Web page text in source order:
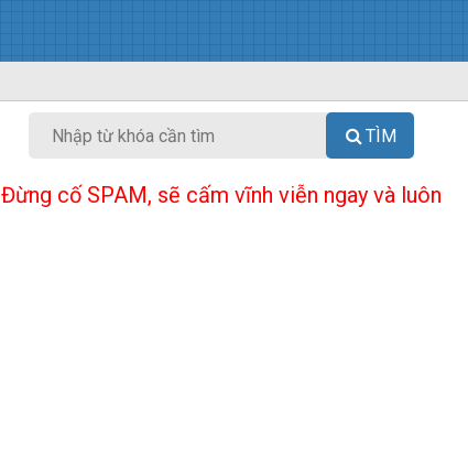
TÌM
Đừng cố SPAM, sẽ cấm vĩnh viễn ngay và luôn